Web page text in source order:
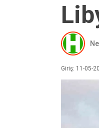
Giriş: 11-05-